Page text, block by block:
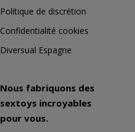
Politique de discrétion
Confidentialité cookies
Diversual Espagne
Nous fabriquons des
sextoys incroyables
pour vous.